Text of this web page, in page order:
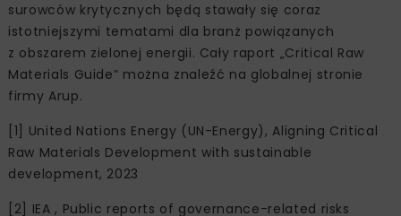
surowców krytycznych będą stawały się coraz
istotniejszymi tematami dla branż powiązanych
z obszarem zielonej energii. Cały raport „Critical Raw
Materials Guide” można znaleźć na globalnej stronie
firmy Arup.
[1] United Nations Energy (UN-Energy), Aligning Critical
Raw Materials Development with sustainable
development, 2023
[2] IEA , Public reports of governance-related risks